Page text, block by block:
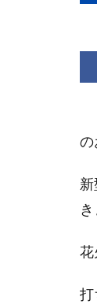
の
新
花
打